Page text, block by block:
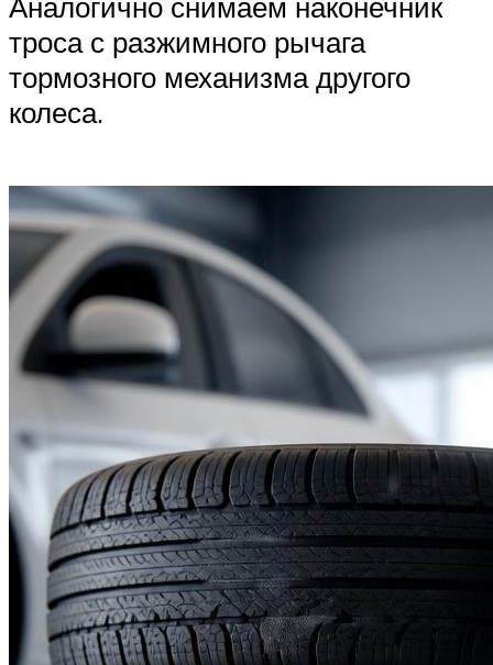
троса с разжимного рычага
тормозного механизма другого
колеса.